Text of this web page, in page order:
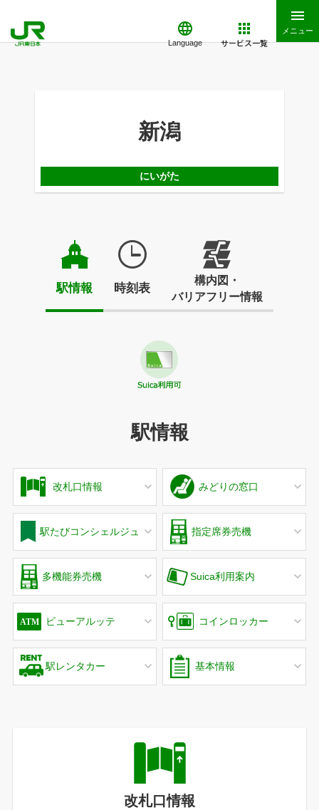
Language サービス一覧
メニュー
新潟
にいがた
駅情報 時刻表
構内図・
バリアフリー情報
駅情報
改札口情報 みどりの窓口
駅たびコンシェルジュ 指定席券売機
多機能券売機 Suica利用案内
ビューアルッテ コインロッカー
駅レンタカー 基本情報
改札口情報